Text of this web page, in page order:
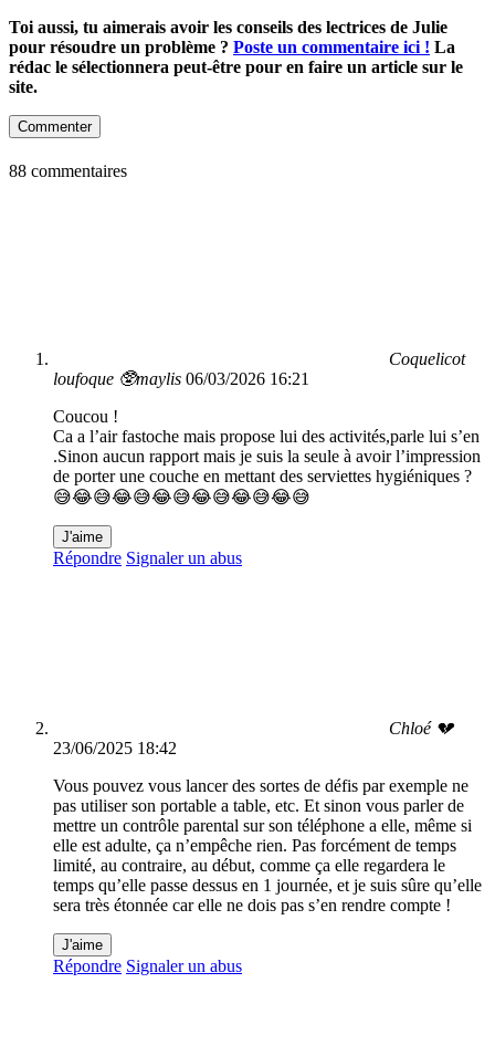
Toi aussi, tu aimerais avoir les conseils des lectrices de Julie
pour résoudre un problème ? Poste un commentaire ici ! La
rédac le sélectionnera peut-être pour en faire un article sur le
site.
Commenter
88 commentaires
Coquelicot
loufoque 🥸maylis 06/03/2026 16:21
Coucou !
Ca a l’air fastoche mais propose lui des activités,parle lui s’en
.Sinon aucun rapport mais je suis la seule à avoir l’impression
de porter une couche en mettant des serviettes hygiéniques ?
😅😂😅😂😅😂😅😂😅😂😅😂😅
J'aime
Répondre Signaler un abus
Chloé 💔
23/06/2025 18:42
Vous pouvez vous lancer des sortes de défis par exemple ne
pas utiliser son portable a table, etc. Et sinon vous parler de
mettre un contrôle parental sur son téléphone a elle, même si
elle est adulte, ça n’empêche rien. Pas forcément de temps
limité, au contraire, au début, comme ça elle regardera le
temps qu’elle passe dessus en 1 journée, et je suis sûre qu’elle
sera très étonnée car elle ne dois pas s’en rendre compte !
J'aime
Répondre Signaler un abus